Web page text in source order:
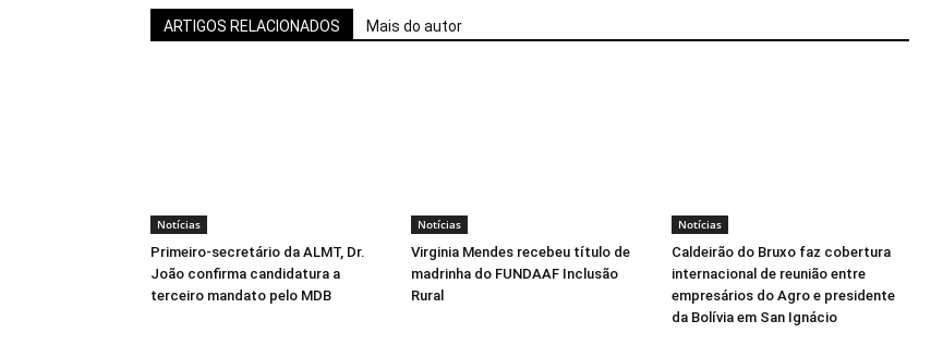
ARTIGOS RELACIONADOS Mais do autor
Notícias
Primeiro-secretário da ALMT, Dr.
João confirma candidatura a
terceiro mandato pelo MDB
Notícias
Virginia Mendes recebeu título de
madrinha do FUNDAAF Inclusão
Rural
Notícias
Caldeirão do Bruxo faz cobertura
internacional de reunião entre
empresários do Agro e presidente
da Bolívia em San Ignácio